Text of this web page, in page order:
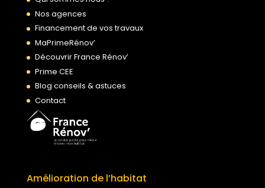
Nos agences
Financement de vos travaux
MaPrimeRénov’
Découvrir France Rénov’
Prime CEE
Blog conseils & astuces
Contact
Amélioration de l’habitat